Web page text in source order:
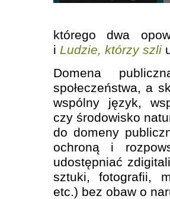
którego dwa
i Ludzie, którzy szli
Domena
społeczeństwa, a
wspólny język,
czy środowisko
do domeny
ochroną i
udostępniać
sztuki, fotografii,
etc.) bez obaw o